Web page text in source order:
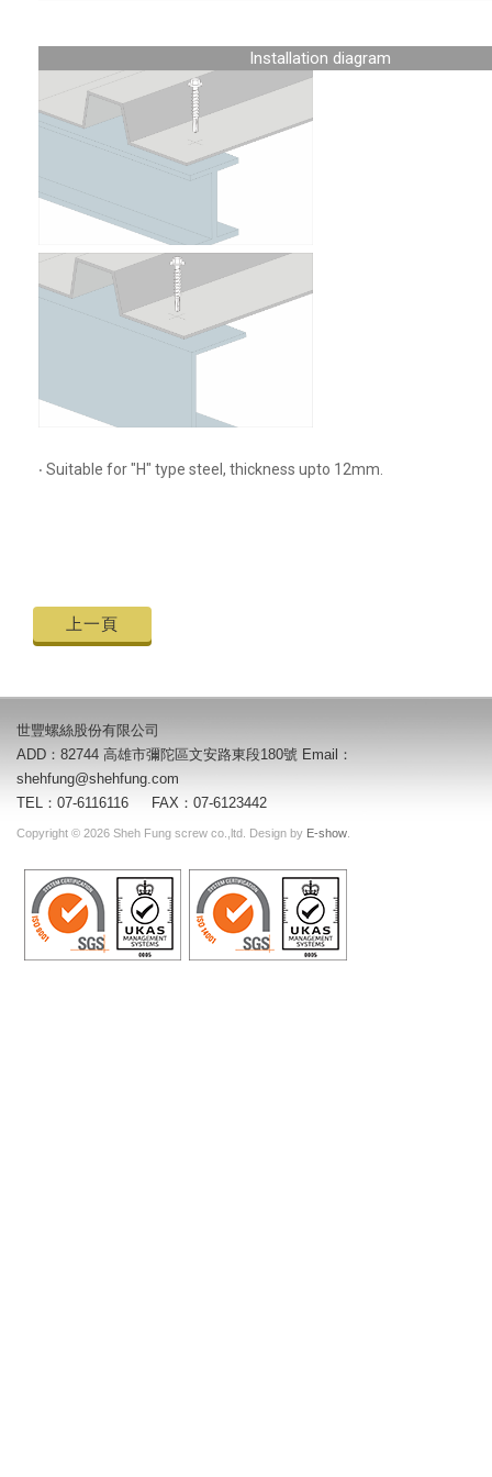
Installation diagram
‧ Suitable for "H" type steel, thickness upto 12mm.
上一頁
世豐螺絲股份有限公司
ADD：82744 高雄市彌陀區文安路東段180號 Email：
shehfung@shehfung.com
TEL：07-6116116 FAX：07-6123442
Copyright © 2026 Sheh Fung screw co.,ltd. Design by E-show